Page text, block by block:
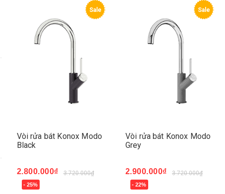
Sale
Vòi rửa bát Konox Modo
Black
2.800.000₫ 3.720.000₫
- 25%
Mua ngay
Sale
Vòi rửa bát Konox Modo
Grey
2.900.000₫ 3.720.000₫
- 22%
Mua ngay